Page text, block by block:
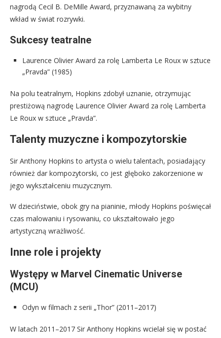
nagrodą Cecil B. DeMille Award, przyznawaną za wybitny
wkład w świat rozrywki.
Sukcesy teatralne
Laurence Olivier Award za rolę Lamberta Le Roux w sztuce
„Pravda” (1985)
Na polu teatralnym, Hopkins zdobył uznanie, otrzymując
prestiżową nagrodę Laurence Olivier Award za rolę Lamberta
Le Roux w sztuce „Pravda”.
Talenty muzyczne i kompozytorskie
Sir Anthony Hopkins to artysta o wielu talentach, posiadający
również dar kompozytorski, co jest głęboko zakorzenione w
jego wykształceniu muzycznym.
W dzieciństwie, obok gry na pianinie, młody Hopkins poświęcał
czas malowaniu i rysowaniu, co ukształtowało jego
artystyczną wrażliwość.
Inne role i projekty
Występy w Marvel Cinematic Universe
(MCU)
Odyn w filmach z serii „Thor” (2011–2017)
W latach 2011–2017 Sir Anthony Hopkins wcielał się w postać